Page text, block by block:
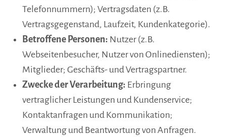
Telefonnummern); Vertragsdaten (z.B.
Vertragsgegenstand, Laufzeit, Kundenkategorie).
Betroffene Personen: Nutzer (z.B.
Webseitenbesucher, Nutzer von Onlinediensten);
Mitglieder; Geschäfts- und Vertragspartner.
Zwecke der Verarbeitung: Erbringung
vertraglicher Leistungen und Kundenservice;
Kontaktanfragen und Kommunikation;
Verwaltung und Beantwortung von Anfragen.